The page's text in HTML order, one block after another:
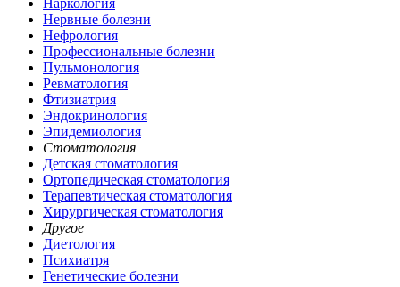
Нервные болезни
Нефрология
Профессиональные болезни
Пульмонология
Ревматология
Фтизиатрия
Эндокринология
Эпидемиология
Стоматология
Детская стоматология
Ортопедическая стоматология
Терапевтическая стоматология
Хирургическая стоматология
Другое
Диетология
Психиатря
Генетические болезни